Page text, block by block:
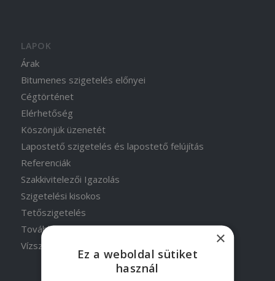
LAPOK
Árak
Bitumenes szigetelés előnyei
Cégtörténet
Elérhetőség
Köszönjük üzenetét
Lapostető szigetelés és lapostető felújítás
Referenciák
Szakkivitelezői Igazolás
Szigetelési kisokos
Tetőszigetelés
További munkáink
Vízszigetelés
×
Ez a weboldal sütiket
használ